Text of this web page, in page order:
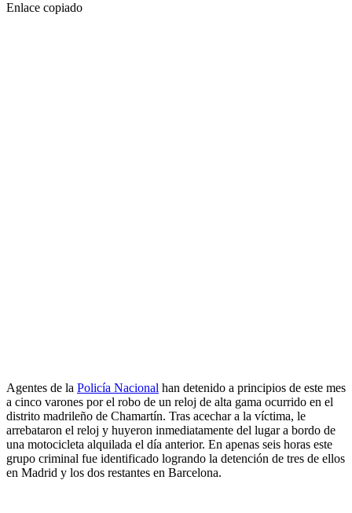
Enlace copiado
Agentes de la Policía Nacional han detenido a principios de este mes
a cinco varones por el robo de un reloj de alta gama ocurrido en el
distrito madrileño de Chamartín. Tras acechar a la víctima, le
arrebataron el reloj y huyeron inmediatamente del lugar a bordo de
una motocicleta alquilada el día anterior. En apenas seis horas este
grupo criminal fue identificado logrando la detención de tres de ellos
en Madrid y los dos restantes en Barcelona.